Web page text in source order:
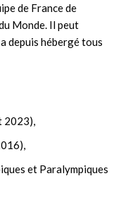
de France de
Monde. Il peut
depuis hébergé tous
2023),
et Paralympiques